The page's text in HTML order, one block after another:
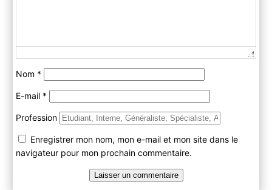
Nom *
E-mail *
Profession
Enregistrer mon nom, mon e-mail et mon site dans le
navigateur pour mon prochain commentaire.